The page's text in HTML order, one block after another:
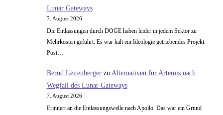
Lunar Gateways
7. August 2026
Die Entlassungen durch DOGE haben leider in jedem Sektor zu
Mehrkosten geführt. Es war halt ein Ideologie getriebendes Projekt.
Post…
Bernd Leitenbergerzu Alternativen für Artemis nach
Wegfall des Lunar Gateways
7. August 2026
Erinnert an die Entlassungswelle nach Apollo. Das war ein Grund